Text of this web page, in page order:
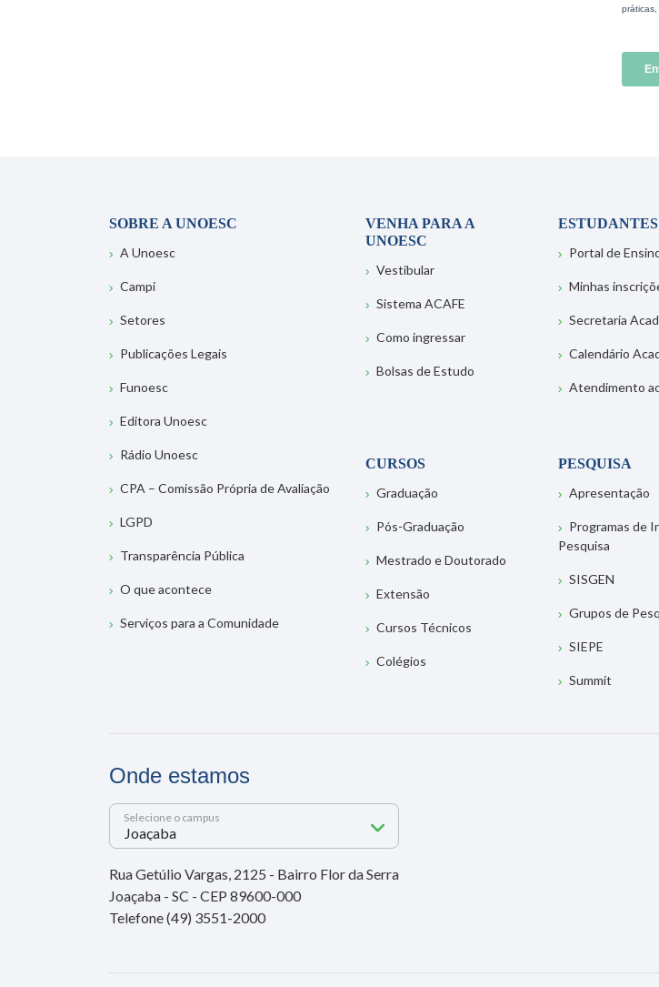
SOBRE A UNOESC
A Unoesc
Campi
Setores
Publicações Legais
Funoesc
Editora Unoesc
Rádio Unoesc
CPA – Comissão Própria de Avaliação
LGPD
Transparência Pública
O que acontece
Serviços para a Comunidade
VENHA PARA A
UNOESC
Vestibular
Sistema ACAFE
Como ingressar
Bolsas de Estudo
ESTUDANTES
Portal de
Minhas
Secretaria
Calendário
Atendimento
CURSOS
Graduação
Pós-Graduação
Mestrado e Doutorado
Extensão
Cursos Técnicos
Colégios
PESQUISA
Apresentação
Programas de
Pesquisa
SISGEN
Grupos de
SIEPE
Summit
Onde estamos
Selecione o campus
Rua Getúlio Vargas, 2125 - Bairro Flor da Serra
Joaçaba - SC - CEP 89600-000
Telefone (49) 3551-2000